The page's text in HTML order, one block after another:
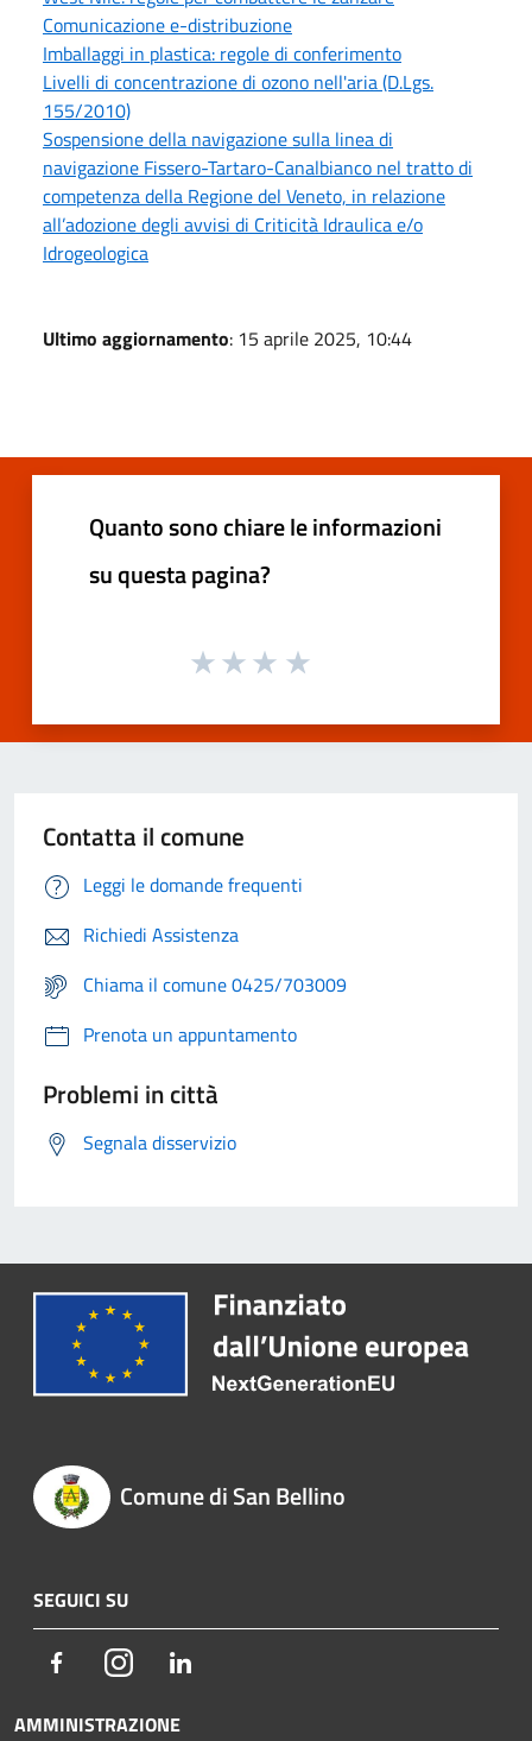
Comunicazione e-distribuzione
Imballaggi in plastica: regole di conferimento
Livelli di concentrazione di ozono nell'aria (D.Lgs.
155/2010)
Sospensione della navigazione sulla linea di
navigazione Fissero-Tartaro-Canalbianco nel tratto di
competenza della Regione del Veneto, in relazione
all’adozione degli avvisi di Criticità Idraulica e/o
Idrogeologica
Ultimo aggiornamento: 15 aprile 2025, 10:44
Quanto sono chiare le informazioni
su questa pagina?
Contatta il comune
Leggi le domande frequenti
Richiedi Assistenza
Chiama il comune 0425/703009
Prenota un appuntamento
Problemi in città
Segnala disservizio
Comune di San Bellino
SEGUICI SU
FacebookInstagram
AMMINISTRAZIONE